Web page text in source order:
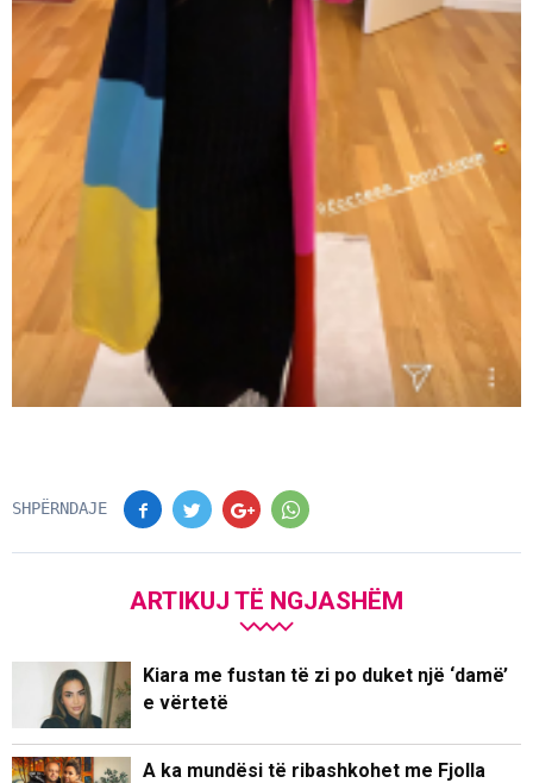
SHPËRNDAJE
ARTIKUJ TË NGJASHËM
Kiara me fustan të zi po duket një ‘damë’
e vërtetë
A ka mundësi të ribashkohet me Fjolla